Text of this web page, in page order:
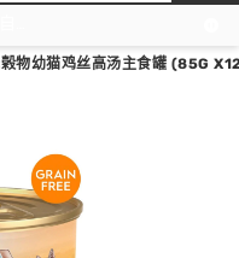
物幼猫鸡丝高汤主食罐 (85G